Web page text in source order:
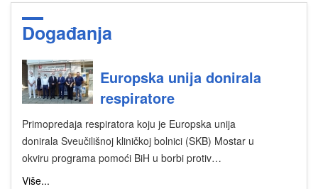
Događanja
Europska unija donirala
respiratore
Primopredaja respiratora koju je Europska unija
donirala Sveučilišnoj kliničkoj bolnici (SKB) Mostar u
okviru programa pomoći BiH u borbi protiv…
Više...